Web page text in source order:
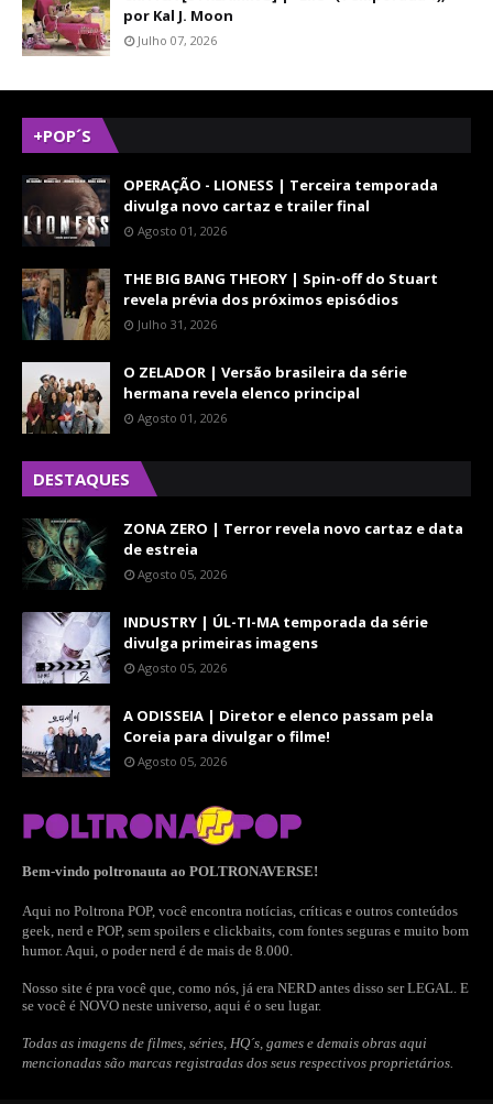
por Kal J. Moon
Julho 07, 2026
+POP´S
OPERAÇÃO - LIONESS | Terceira temporada
divulga novo cartaz e trailer final
Agosto 01, 2026
THE BIG BANG THEORY | Spin-off do Stuart
revela prévia dos próximos episódios
Julho 31, 2026
O ZELADOR | Versão brasileira da série
hermana revela elenco principal
Agosto 01, 2026
DESTAQUES
ZONA ZERO | Terror revela novo cartaz e data
de estreia
Agosto 05, 2026
INDUSTRY | ÚL-TI-MA temporada da série
divulga primeiras imagens
Agosto 05, 2026
A ODISSEIA | Diretor e elenco passam pela
Coreia para divulgar o filme!
Agosto 05, 2026
Bem-vindo poltronauta ao POLTRONAVERSE!
Aqui no Poltrona POP, você encontra notícias, críticas e outros conteúdos
geek, nerd e POP, sem spoilers e clickbaits, com fontes seguras e muito bom
humor. Aqui, o poder nerd é de mais de 8.000.
Nosso site é pra você que, como nós, já era NERD antes disso ser LEGAL. E
se você é NOVO neste universo, aqui é o seu lugar.
Todas as imagens de filmes, séries, HQ´s, games e demais obras aqui
mencionadas são marcas registradas dos seus respectivos proprietários.